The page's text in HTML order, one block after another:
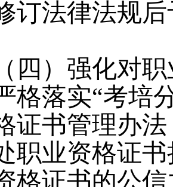
订法律法规
四）强化对职
格落实“考培
证书管理办
职业资格证
格证书的公